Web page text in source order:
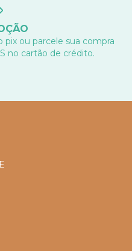
pix ou parcele sua compra
no cartão de crédito.